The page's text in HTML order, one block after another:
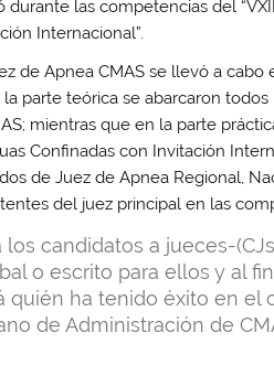
durante las competencias del
Internacional”.
de Apnea CMAS se llevó a
parte teórica se abarcaron
mientras que en la parte
Confinadas con Invitación
de Juez de Apnea Regional,
del juez principal en las
candidatos a jueces-
o escrito para ellos y al
quién ha tenido éxito en el
de Administración de